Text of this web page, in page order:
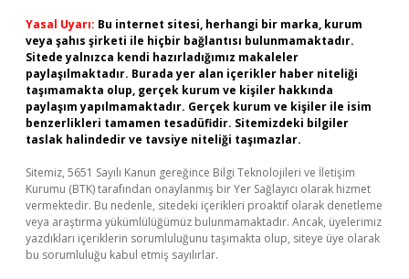
Yasal Uyarı: Bu internet sitesi, herhangi bir marka, kurum
veya şahıs şirketi ile hiçbir bağlantısı bulunmamaktadır.
Sitede yalnızca kendi hazırladığımız makaleler
paylaşılmaktadır. Burada yer alan içerikler haber niteliği
taşımamakta olup, gerçek kurum ve kişiler hakkında
paylaşım yapılmamaktadır. Gerçek kurum ve kişiler ile isim
benzerlikleri tamamen tesadüfidir. Sitemizdeki bilgiler
taslak halindedir ve tavsiye niteliği taşımazlar.
Sitemiz, 5651 Sayılı Kanun gereğince Bilgi Teknolojileri ve İletişim
Kurumu (BTK) tarafından onaylanmış bir Yer Sağlayıcı olarak hizmet
vermektedir. Bu nedenle, sitedeki içerikleri proaktif olarak denetleme
veya araştırma yükümlülüğümüz bulunmamaktadır. Ancak, üyelerimiz
yazdıkları içeriklerin sorumluluğunu taşımakta olup, siteye üye olarak
bu sorumluluğu kabul etmiş sayılırlar.